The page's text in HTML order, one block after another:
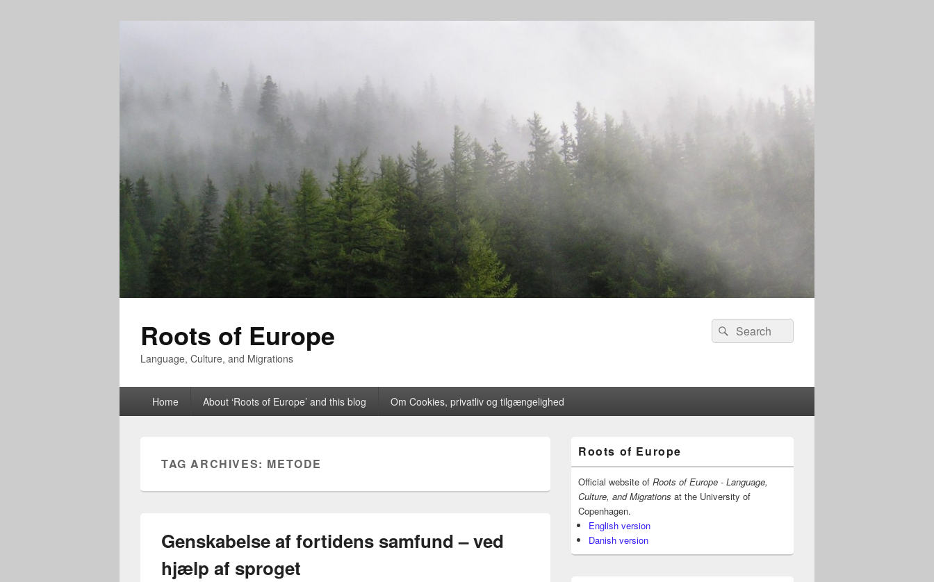
Roots of Europe
Language, Culture, and Migrations
Search
for:
Search
Home About ‘Roots of Europe’ and this blog Om Cookies, privatliv og tilgængelighed
TAG ARCHIVES: METODE
Genskabelse af fortidens samfund – ved
hjælp af sproget
Sidebar
Widget
Area
Roots of Europe
Official website of Roots of Europe - Language,
Culture, and Migrations at the University of
Copenhagen.
English version
Danish version